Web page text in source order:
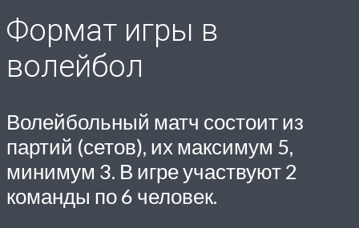
Формат игры в
волейбол
Волейбольный матч состоит из
партий (сетов), их максимум 5,
минимум 3. В игре участвуют 2
команды по 6 человек.